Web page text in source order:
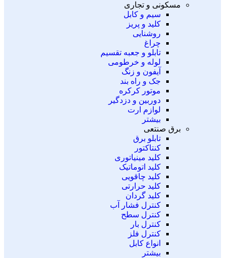
مسکونی و تجاری
سیم و کابل
کلید و پریز
روشنایی
چراغ
تابلو و جعبه تقسیم
لوله و خرطومی
آیفون و زنگ
جک و راه بند
موتور کرکره
دوربین و دزدگیر
لوازم ارت
بیشتر
برق صنتعی
تابلو برق
کنتاکتور
کلید مینیاتوری
کلید اتوماتیک
کلید چاقویی
کلید حرارتی
کلید گردان
کنترل فشار آب
کنترل سطح
کنترل بار
کنترل فلز
انواع کابل
بیشتر